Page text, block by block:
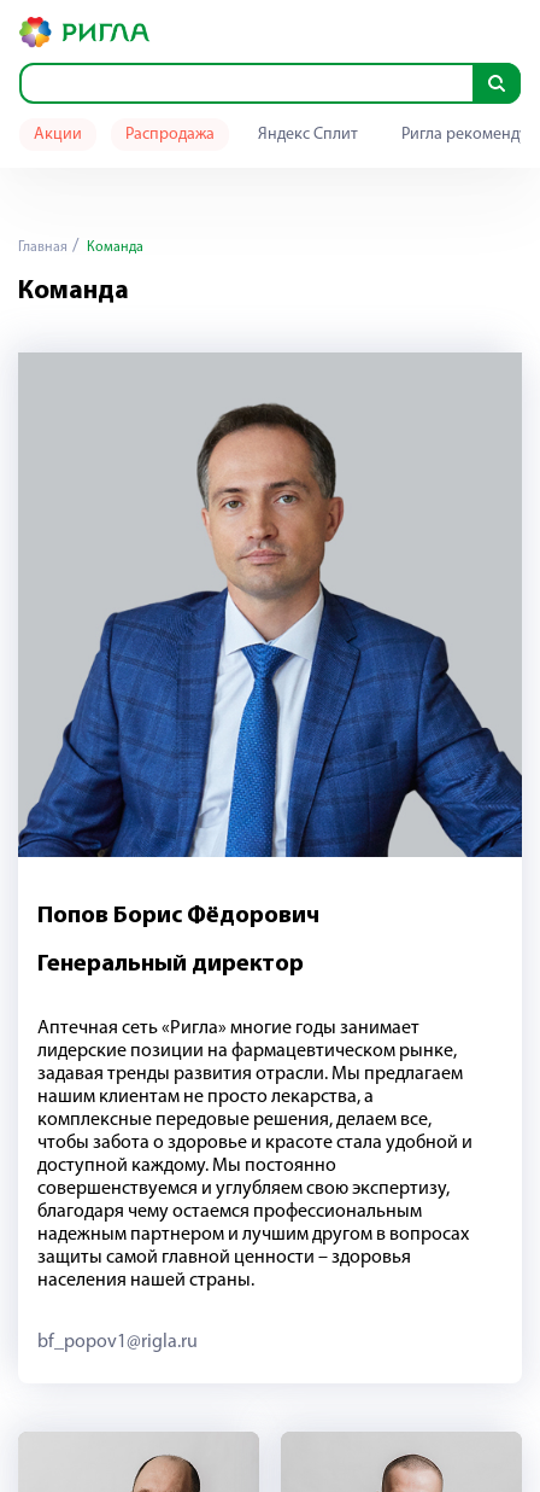
Акции Распродажа Яндекс Сплит Ригла
Главная Команда
Команда
Попов Борис Фёдорович
Генеральный директор
Аптечная сеть «Ригла» многие годы занимает
лидерские позиции на фармацевтическом рынке,
задавая тренды развития отрасли. Мы предлагаем
нашим клиентам не просто лекарства, а
комплексные передовые решения, делаем все,
чтобы забота о здоровье и красоте стала удобной и
доступной каждому. Мы постоянно
совершенствуемся и углубляем свою экспертизу,
благодаря чему остаемся профессиональным
надежным партнером и лучшим другом в вопросах
защиты самой главной ценности – здоровья
населения нашей страны.
bf_popov1@rigla.ru